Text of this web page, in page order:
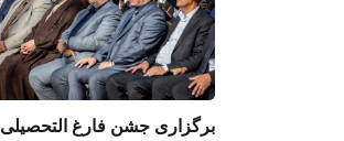
برگزاری جشن فارغ